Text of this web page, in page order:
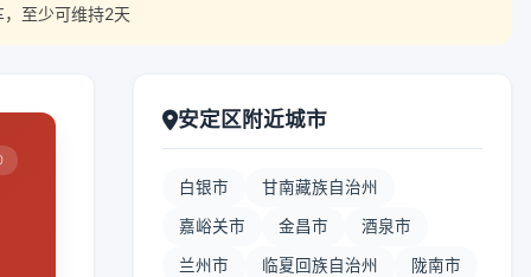
至少可维持2天
安定区附近城市
白银市 甘南藏族自治州
嘉峪关市 金昌市 酒泉市
兰州市 临夏回族自治州 陇南市